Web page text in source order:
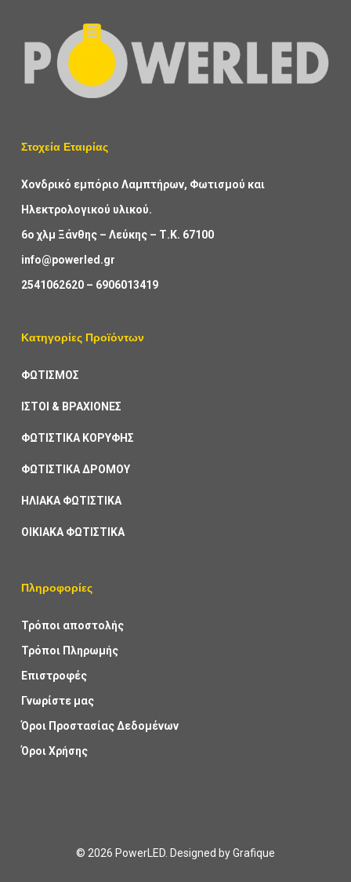
Στοχεία Εταιρίας
Χονδρικό εμπόριο Λαμπτήρων, Φωτισμού και
Ηλεκτρολογικού υλικού.
6ο χλμ Ξάνθης – Λεύκης – Τ.Κ. 67100
info@powerled.gr
2541062620– 6906013419
Κατηγορίες Προϊόντων
ΦΩΤΙΣΜΟΣ
ΙΣΤΟΙ & ΒΡΑΧΙΟΝΕΣ
ΦΩΤΙΣΤΙΚΑ ΚΟΡΥΦΗΣ
ΦΩΤΙΣΤΙΚΑ ΔΡΟΜΟΥ
ΗΛΙΑΚΑ ΦΩΤΙΣΤΙΚΑ
ΟΙΚΙΑΚΑ ΦΩΤΙΣΤΙΚΑ
Πληροφορίες
Τρόποι αποστολής
Τρόποι Πληρωμής
Επιστροφές
Γνωρίστε μας
Όροι Προστασίας Δεδομένων
Όροι Χρήσης
© 2026 PowerLED. Designed byGrafique